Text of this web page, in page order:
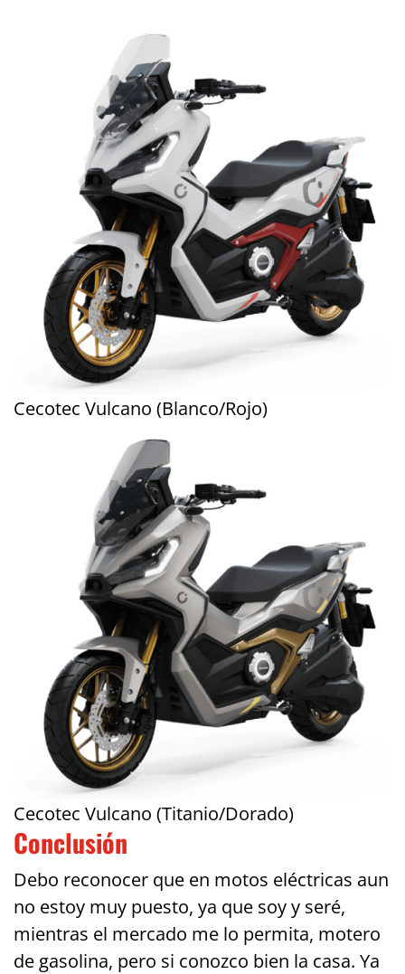
Cecotec Vulcano (Blanco/Rojo)
Cecotec Vulcano (Titanio/Dorado)
Conclusión
Debo reconocer que en motos eléctricas aun
no estoy muy puesto, ya que soy y seré,
mientras el mercado me lo permita, motero
de gasolina, pero si conozco bien la casa. Ya